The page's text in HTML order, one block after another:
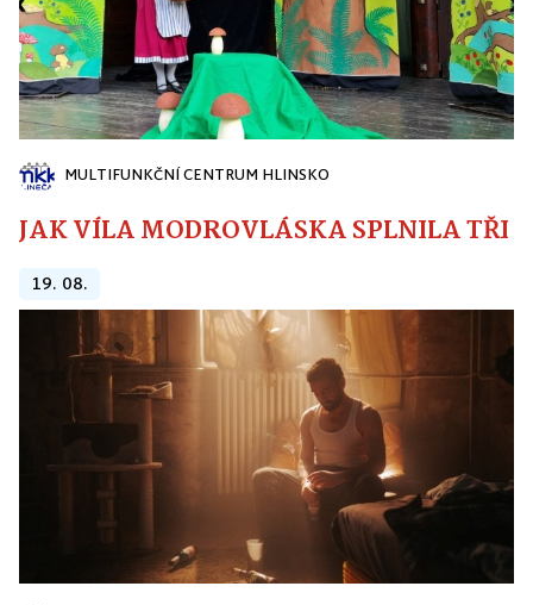
MULTIFUNKČNÍ CENTRUM HLINSKO
JAK VÍLA MODROVLÁSKA SPLNILA
19. 08.